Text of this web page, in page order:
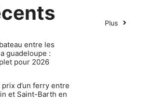
Plus
entre les
guadeloupe :
pour 2026
d’un ferry entre
et Saint-Barth en